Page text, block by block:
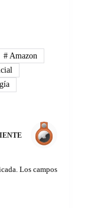
# Amazon
Los campos